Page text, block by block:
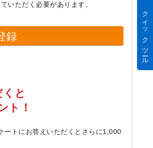
いただく必要があります。
録
と
ト！
ートにお答えいただくとさらに1,000
クイック ツール